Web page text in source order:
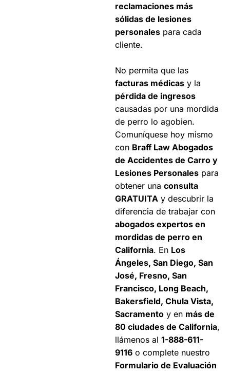
reclamaciones más
sólidas de lesiones
personales para cada
cliente.
No permita que las
facturas médicas y la
pérdida de ingresos
causadas por una mordida
de perro lo agobien.
Comuníquese hoy mismo
con Braff Law Abogados
de Accidentes de Carro y
Lesiones Personales para
obtener una consulta
GRATUITA y descubrir la
diferencia de trabajar con
abogados expertos en
mordidas de perro en
California. En Los
Ángeles, San Diego, San
José, Fresno, San
Francisco, Long Beach,
Bakersfield, Chula Vista,
Sacramento y en más de
80 ciudades de California,
llámenos al 1-888-611-
9116 o complete nuestro
Formulario de Evaluación